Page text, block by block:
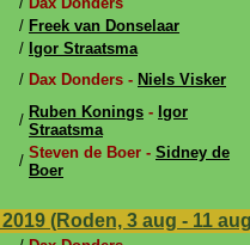
/ Freek van Donselaar
/ Igor Straatsma
/ Dax Donders - Niels Visker
/ Ruben Konings - Igor
Straatsma
/ Steven de Boer - Sidney de
Boer
(Roden, 3 aug - 11